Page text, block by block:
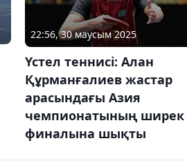
22:56, 30 маусым 2025
Үстел теннисі: Алан
Құрманғалиев жастар
арасындағы Азия
чемпионатының ширек
финалына шықты